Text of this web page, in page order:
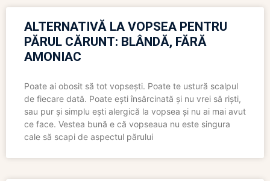
ALTERNATIVĂ LA VOPSEA PENTRU
PĂRUL CĂRUNT: BLÂNDĂ, FĂRĂ
AMONIAC
Poate ai obosit să tot vopsești. Poate te ustură scalpul
de fiecare dată. Poate ești însărcinată și nu vrei să riști,
sau pur și simplu ești alergică la vopsea și nu ai mai avut
ce face. Vestea bună e că vopseaua nu este singura
cale să scapi de aspectul părului